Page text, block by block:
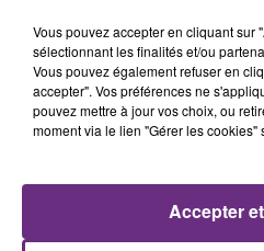
DAVID BATSCHELET
#3
Le Mag des Sports
Vous pouvez accepter en cliquant sur
sélectionnant les finalités et/ou
Vous pouvez également refuser en
accepter". Vos préférences ne
pouvez mettre à jour vos choix, ou
moment via le lien "Gérer les
Accepter